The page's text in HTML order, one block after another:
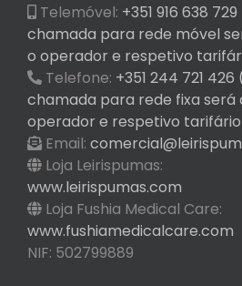
Telemóvel: +351 916 638
chamada para rede móvel
o operador e respetivo
Telefone: +351 244 721
chamada para rede fixa será
operador e respetivo
Email:
Loja Leirispumas:
www.leirispumas.com
Loja Fushia Medical Care:
www.fushiamedicalcare.com
NIF: 502799889